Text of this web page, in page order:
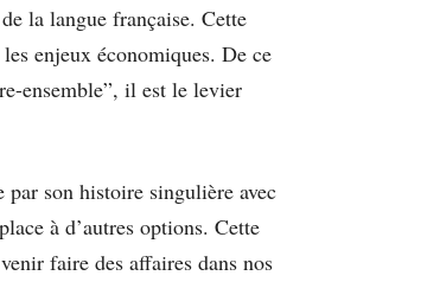
la langue française. Cette
enjeux économiques. De ce
ensemble”, il est le levier
par son histoire singulière avec
à d’autres options. Cette
faire des affaires dans nos